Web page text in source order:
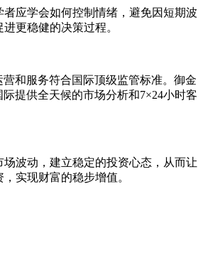
应学会如何控制情绪，避免因短期波
更稳健的决策过程。
和服务符合国际顶级监管标准。御金
提供全天候的市场分析和7×24小时客
波动，建立稳定的投资心态，从而让
实现财富的稳步增值。